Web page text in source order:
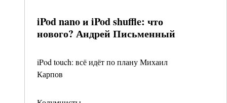
iPod nano и iPod shuffle: что
нового? Андрей Письменный
iPod touch: всё идёт по плану Михаил
Карпов